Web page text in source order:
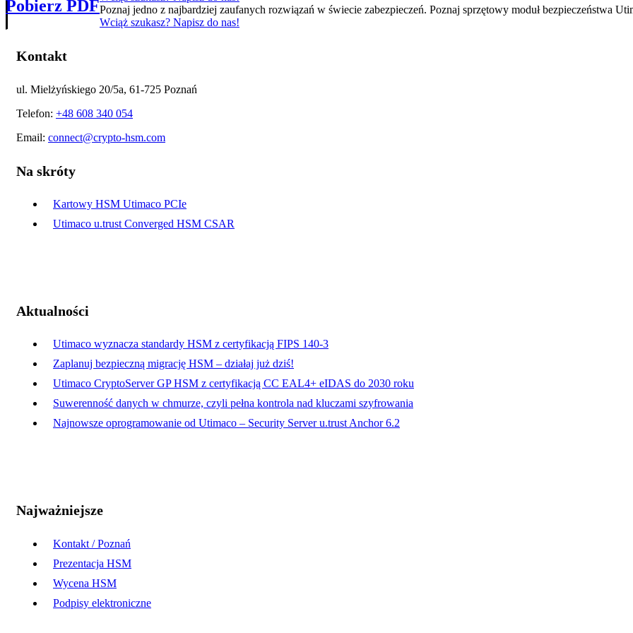
Pobierz PDFPoznaj jedno z najbardziej zaufanych rozwiązań w świecie zabezpieczeń. Poznaj sprzętowy moduł bezpieczeństwa
Wciąż szukasz? Napisz do nas!
Kontakt
ul. Mielżyńskiego 20/5a, 61-725 Poznań
Telefon: +48 608 340 054
Email: connect@crypto-hsm.com
Na skróty
Kartowy HSM Utimaco PCIe
Utimaco u.trust Converged HSM CSAR
Aktualności
Utimaco wyznacza standardy HSM z certyfikacją FIPS 140-3
Zaplanuj bezpieczną migrację HSM – działaj już dziś!
Utimaco CryptoServer GP HSM z certyfikacją CC EAL4+ eIDAS do 2030 roku
Suwerenność danych w chmurze, czyli pełna kontrola nad kluczami szyfrowania
Najnowsze oprogramowanie od Utimaco – Security Server u.trust Anchor 6.2
Najważniejsze
Kontakt / Poznań
Prezentacja HSM
Wycena HSM
Podpisy elektroniczne